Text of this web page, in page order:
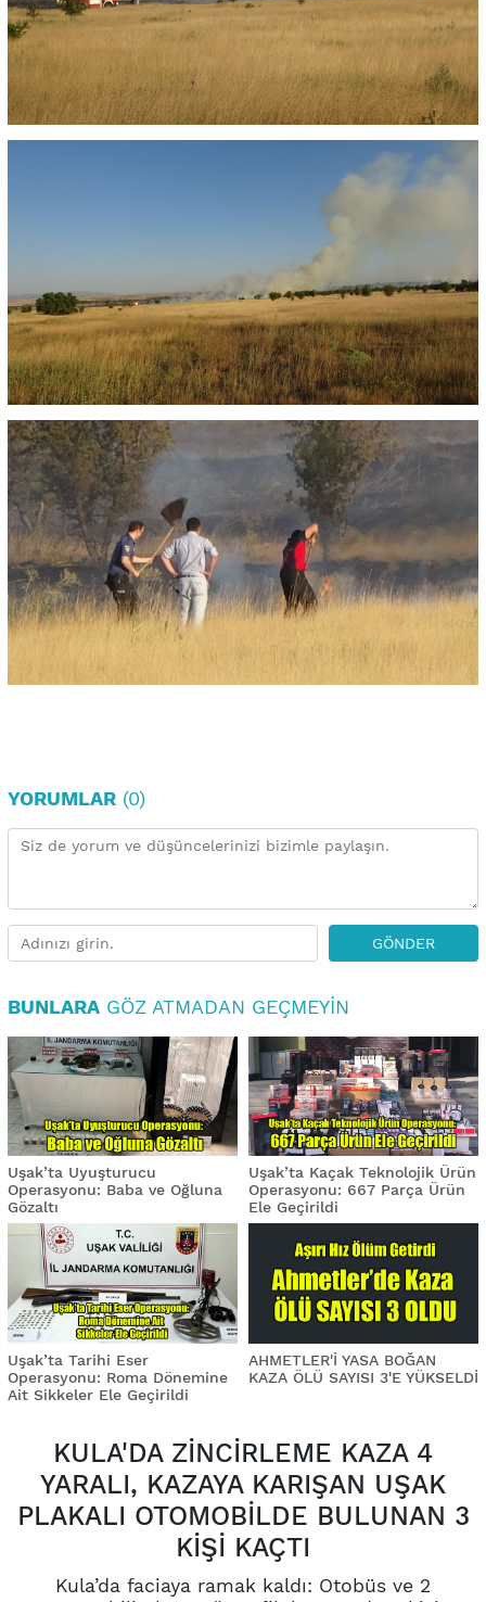
YORUMLAR (0)
GÖNDER
BUNLARA GÖZ ATMADAN GEÇMEYIN
Uşak’ta Uyuşturucu
Operasyonu: Baba ve Oğluna
Gözaltı
Uşak’ta Kaçak Teknolojik Ürün
Operasyonu: 667 Parça Ürün
Ele Geçirildi
Uşak’ta Tarihi Eser
Operasyonu: Roma Dönemine
Ait Sikkeler Ele Geçirildi
AHMETLER'İ YASA BOĞAN
KAZA ÖLÜ SAYISI 3'E YÜKSELDİ
KULA'DA ZİNCİRLEME KAZA 4
YARALI, KAZAYA KARIŞAN UŞAK
PLAKALI OTOMOBİLDE BULUNAN 3
KİŞİ KAÇTI
Kula’da faciaya ramak kaldı: Otobüs ve 2